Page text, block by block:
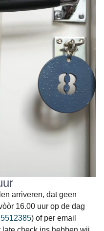
arriveren, dat geen
16.00 uur op de dag
) of per email